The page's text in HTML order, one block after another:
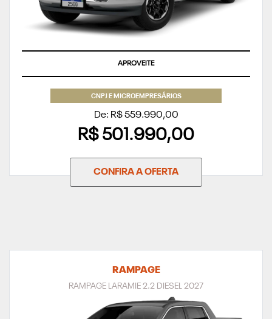
APROVEITE
CNPJ E MICROEMPRESÁRIOS
De: R$ 559.990,00
R$ 501.990,00
CONFIRA A OFERTA
RAMPAGE
RAMPAGE LARAMIE 2.2 DIESEL 2027